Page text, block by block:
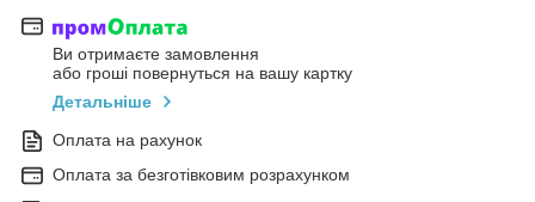
Ви отримаєте замовлення
або гроші повернуться на вашу картку
Детальніше
Оплата на рахунок
Оплата за безготівковим розрахунком